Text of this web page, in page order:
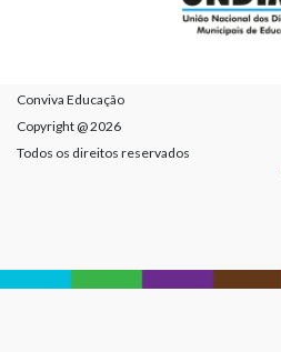
Conviva Educação
Copyright @ 2026
Todos os direitos reservados